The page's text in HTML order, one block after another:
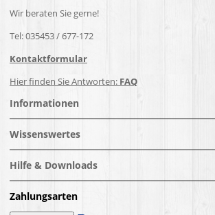
Wir beraten Sie gerne!
Tel: 035453 / 677-172
Kontaktformular
Hier finden Sie Antworten: FAQ
Informationen
Wissenswertes
Hilfe & Downloads
Zahlungsarten